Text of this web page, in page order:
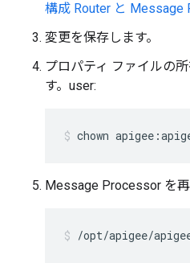
構成 Router と Message
変更を保存します。
プロパティ ファイルの
す。user:
chown
Message Processor を再
/opt/apigee/